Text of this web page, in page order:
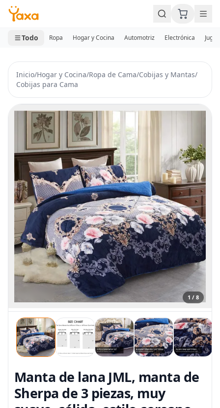
MINI CARRITO
0 productos
Todo Ropa Hogar y Cocina Automotriz Electrónica
Inicio/Hogar y Cocina/Ropa de Cama/Cobijas y Mantas/
Cobijas para Cama
1 / 8
Manta de lana JML, manta de
Sherpa de 3 piezas, muy